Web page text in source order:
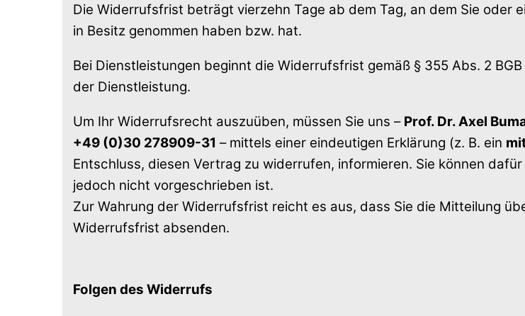
Die Widerrufsfrist beträgt vierzehn Tage ab dem Tag, an dem Sie
in Besitz genommen haben bzw. hat.
Bei Dienstleistungen beginnt die Widerrufsfrist gemäß § 355 Abs. 2
der Dienstleistung.
Um Ihr Widerrufsrecht auszuüben, müssen Sie uns – Prof. Dr. Axel
+49 (0)30 278909-31 – mittels einer eindeutigen Erklärung (z. B. ein
Entschluss, diesen Vertrag zu widerrufen, informieren. Sie können
jedoch nicht vorgeschrieben ist.
Zur Wahrung der Widerrufsfrist reicht es aus, dass Sie die Mitteilung
Widerrufsfrist absenden.
Folgen des Widerrufs